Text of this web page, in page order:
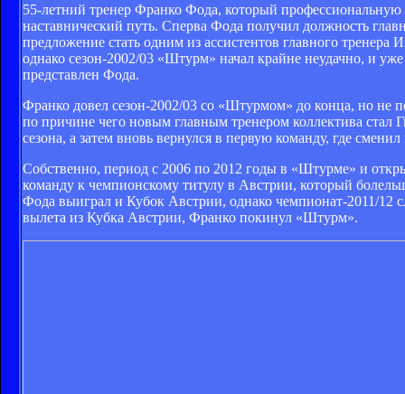
55-летний тренер Франко Фода, который
наставнический путь. Сперва Фода получил должность
предложение стать одним из ассистентов главного
однако сезон-2002/03 «Штурм» начал крайне неудачно, и
представлен Фода.
Франко довел сезон-2002/03 со «Штурмом» до конца, но не
по причине чего новым главным тренером коллектива стал
сезона, а затем вновь вернулся в первую команду, где
Собственно, период с 2006 по 2012 годы в «Штурме» и
команду к чемпионскому титулу в Австрии, который
Фода выиграл и Кубок Австрии, однако чемпионат-2011/12
вылета из Кубка Австрии, Франко покинул «Штурм».